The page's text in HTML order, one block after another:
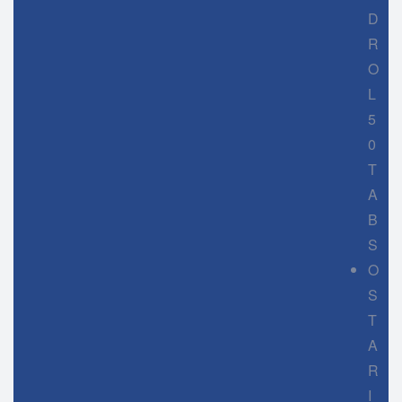
D
R
O
L
5
0
T
A
B
S
O
S
T
A
R
I